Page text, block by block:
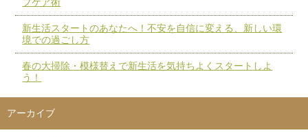
フケア術
新生活スタートのあなたへ！不安を自信に変える、新しい環
境での過ごし方
春の大掃除・模様替えで新生活を気持ちよくスタートしよ
う！
アーカイブ